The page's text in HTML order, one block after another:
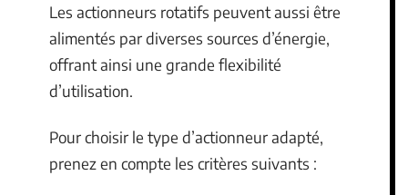
Les actionneurs rotatifs peuvent aussi être
alimentés par diverses sources d’énergie,
offrant ainsi une grande flexibilité
d’utilisation.
Pour choisir le type d’actionneur adapté,
prenez en compte les critères suivants :